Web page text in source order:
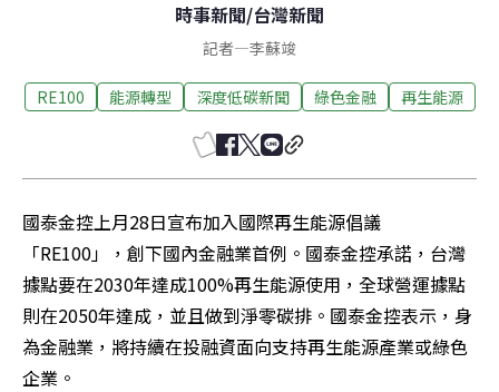
時事新聞/台灣新聞
記者—李蘇竣
RE100 能源轉型 深度低碳新聞 綠色金融 再生能源
國泰金控上月28日宣布加入國際再生能源倡議
「RE100」，創下國內金融業首例。國泰金控承諾，台灣
據點要在2030年達成100%再生能源使用，全球營運據點
則在2050年達成，並且做到淨零碳排。國泰金控表示，身
為金融業，將持續在投融資面向支持再生能源產業或綠色
企業。